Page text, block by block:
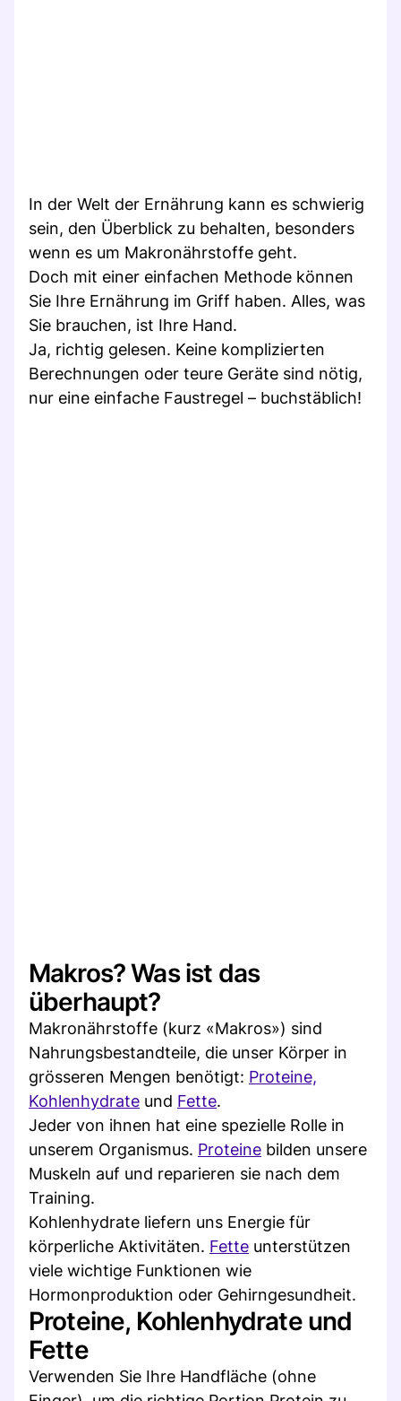
In der Welt der Ernährung kann es schwierig
sein, den Überblick zu behalten, besonders
wenn es um Makronährstoffe geht.
Doch mit einer einfachen Methode können
Sie Ihre Ernährung im Griff haben. Alles, was
Sie brauchen, ist Ihre Hand.
Ja, richtig gelesen. Keine komplizierten
Berechnungen oder teure Geräte sind nötig,
nur eine einfache Faustregel – buchstäblich!
Makros? Was ist das
überhaupt?
Makronährstoffe (kurz «Makros») sind
Nahrungsbestandteile, die unser Körper in
grösseren Mengen benötigt: Proteine,
Kohlenhydrate und Fette.
Jeder von ihnen hat eine spezielle Rolle in
unserem Organismus. Proteine bilden unsere
Muskeln auf und reparieren sie nach dem
Training.
Kohlenhydrate liefern uns Energie für
körperliche Aktivitäten. Fette unterstützen
viele wichtige Funktionen wie
Hormonproduktion oder Gehirngesundheit.
Proteine, Kohlenhydrate und
Fette
Verwenden Sie Ihre Handfläche (ohne